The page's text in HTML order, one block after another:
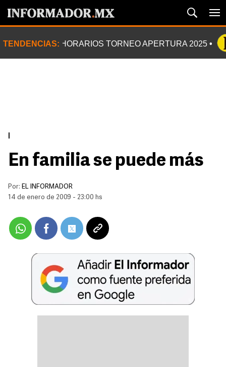
TENDENCIAS: HORARIOS TORNEO APERTURA 2025
En familia se puede más
Por: EL INFORMADOR
14 de enero de 2009 - 23:00 hs